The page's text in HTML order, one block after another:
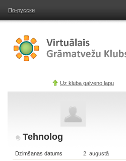
По-русски
Uz kluba galveno lapu
Tehnolog
Dzimšanas datums
2. augustā